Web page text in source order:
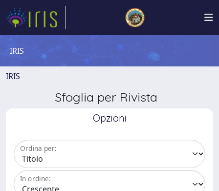
IRIS
IRIS
Sfoglia per Rivista
Opzioni
Ordina per:
In ordine: